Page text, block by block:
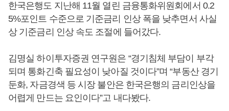
한국은행도 지난해 11월 열린 금융통화위원회에서 0.2
5%포인트 수준으로 기준금리 인상 폭을 낮추면서 사실
상 기준금리 인상 속도 조절에 들어갔다.
김명실 하이투자증권 연구원은 “경기침체 부담이 부각
되며 통화긴축 필요성이 낮아질 것이다”며 “부동산 경기
둔화, 자금경색 등 시장 불안은 한국은행의 금리인상을
어렵게 만드는 요인이다”고 내다봤다.